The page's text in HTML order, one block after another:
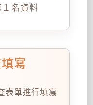
名資料
寫
表單進行填寫